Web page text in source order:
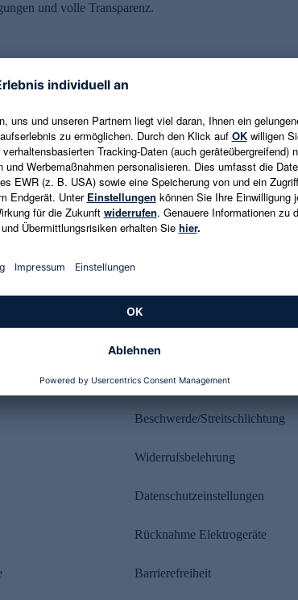
und volle Transparenz.
Trends,
Dankeschön
ist jederzeit in
E-Mail-Adresse eingeben
Es gelten die Datenschutzrichtlinien
Rechtliches
Beschwerde/Streitschlichtung
Widerrufsbelehrung
Datenschutzeinstellungen
Rücknahme Elektrogeräte
Barrierefreiheit